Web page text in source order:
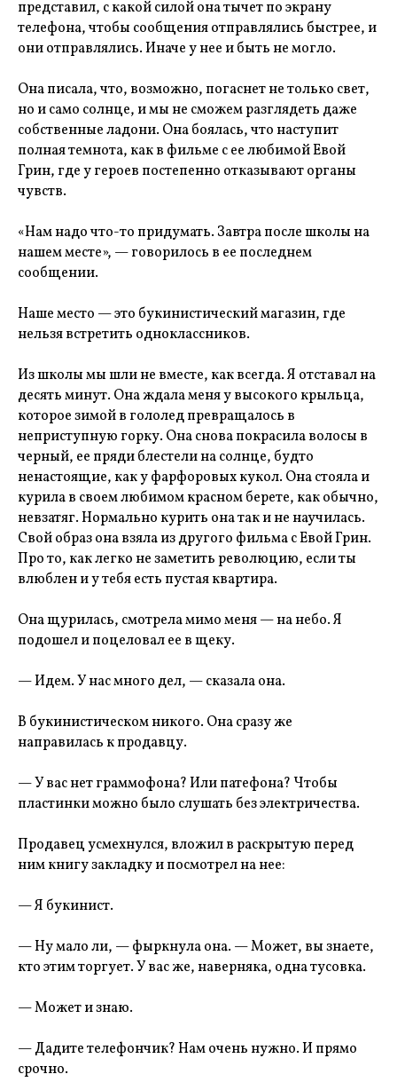
представил, с какой силой она тычет по экрану
телефона, чтобы сообщения отправлялись быстрее, и
они отправлялись. Иначе у нее и быть не могло.
Она писала, что, возможно, погаснет не только свет,
но и само солнце, и мы не сможем разглядеть даже
собственные ладони. Она боялась, что наступит
полная темнота, как в фильме с ее любимой Евой
Грин, где у героев постепенно отказывают органы
чувств.
«Нам надо что-то придумать. Завтра после школы на
нашем месте», — говорилось в ее последнем
сообщении.
Наше место — это букинистический магазин, где
нельзя встретить одноклассников.
Из школы мы шли не вместе, как всегда. Я отставал на
десять минут. Она ждала меня у высокого крыльца,
которое зимой в гололед превращалось в
неприступную горку. Она снова покрасила волосы в
черный, ее пряди блестели на солнце, будто
ненастоящие, как у фарфоровых кукол. Она стояла и
курила в своем любимом красном берете, как обычно,
невзатяг. Нормально курить она так и не научилась.
Свой образ она взяла из другого фильма с Евой Грин.
Про то, как легко не заметить революцию, если ты
влюблен и у тебя есть пустая квартира.
Она щурилась, смотрела мимо меня — на небо. Я
подошел и поцеловал ее в щеку.
— Идем. У нас много дел, — сказала она.
В букинистическом никого. Она сразу же
направилась к продавцу.
— У вас нет граммофона? Или патефона? Чтобы
пластинки можно было слушать без электричества.
Продавец усмехнулся, вложил в раскрытую перед
ним книгу закладку и посмотрел на нее:
— Я букинист.
— Ну мало ли, — фыркнула она. — Может, вы знаете,
кто этим торгует. У вас же, наверняка, одна тусовка.
— Может и знаю.
— Дадите телефончик? Нам очень нужно. И прямо
срочно.